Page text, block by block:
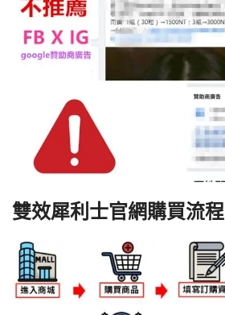
雙效犀利士官網購買流程